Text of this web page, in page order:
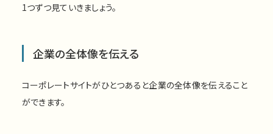
1つずつ見ていきましょう。
企業の全体像を伝える
コーポレートサイトがひとつあると企業の全体像を伝えること
ができます。